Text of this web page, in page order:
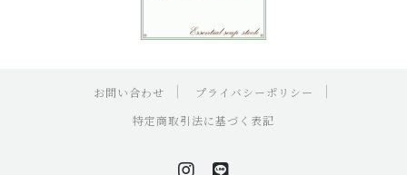
お問い合わせ
プライバシーポリシー
特定商取引法に基づく表記